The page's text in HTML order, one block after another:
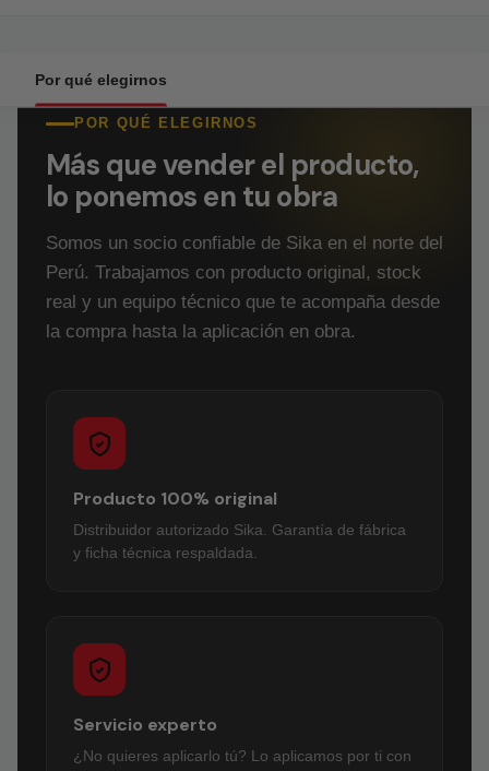
Por qué elegirnos
POR QUÉ ELEGIRNOS
Más que vender el producto,
lo ponemos en tu obra
Somos un socio confiable de Sika en el norte del
Perú. Trabajamos con producto original, stock
real y un equipo técnico que te acompaña desde
la compra hasta la aplicación en obra.
Producto 100% original
Distribuidor autorizado Sika. Garantía de fábrica
y ficha técnica respaldada.
Servicio experto
¿No quieres aplicarlo tú? Lo aplicamos por ti con